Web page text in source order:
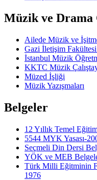
Müzik ve Drama
Ailede Müzik ve
Gazi İletişim
İstanbul Müzik
KKTC Müzik
Müzed İşliği
Müzik Yazışmaları
Belgeler
12 Yıllık Temel
5544 MYK Yasası-
Seçmeli Din Dersi
YÖK ve MEB
Türk Milli Eğitminin
1976